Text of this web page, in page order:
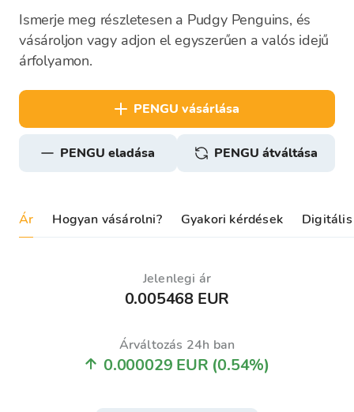
Ismerje meg részletesen a Pudgy Penguins, és
vásároljon vagy adjon el egyszerűen a valós idejű
árfolyamon.
PENGU vásárlása
PENGU eladása PENGU átváltása
Ár Hogyan vásárolni? Gyakori kérdések Digitális
Jelenlegi ár
0.005468 EUR
Árváltozás 24h ban
0.000029 EUR (0.54%)